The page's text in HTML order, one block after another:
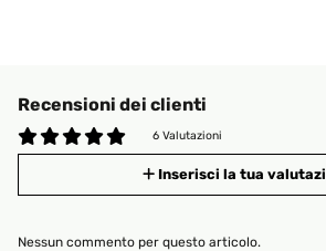
Recensioni dei clienti
6 Valutazioni
Inserisci la tua
Nessun commento per questo articolo.